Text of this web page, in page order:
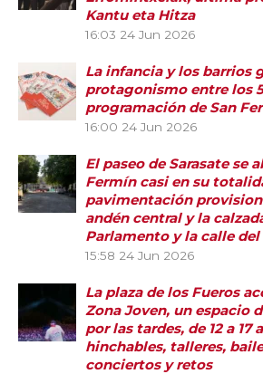
Kantu eta Hitza
16:03 24 Jun 2026
La infancia y los barrios
protagonismo entre los
programación de San
16:00 24 Jun 2026
El paseo de Sarasate se
Fermín casi en su
pavimentación
andén central y la
Parlamento y la calle
15:58 24 Jun 2026
La plaza de los Fueros
Zona Joven, un espacio
por las tardes, de 12 a 17
hinchables, talleres,
conciertos y retos